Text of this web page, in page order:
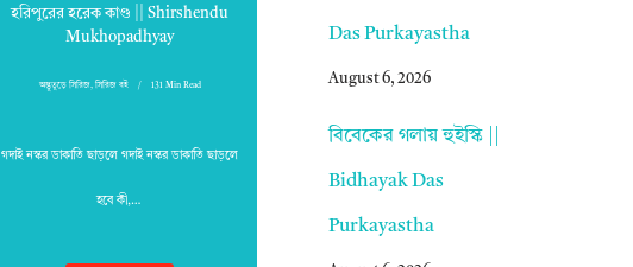
হরিপুরের হরেক কাণ্ড || Shirshendu
Mukhopadhyay
অদ্ভুতুড়ে সিরিজ, সিরিজ বই 131 Min Read
গদাই নস্কর ডাকাতি ছাড়লে গদাই নস্কর ডাকাতি ছাড়লে
হবে কী,…
Das Purkayastha
August 6, 2026
বিবেকের গলায় হুইস্কি ||
Bidhayak Das
Purkayastha